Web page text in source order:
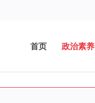
首页 政治素养